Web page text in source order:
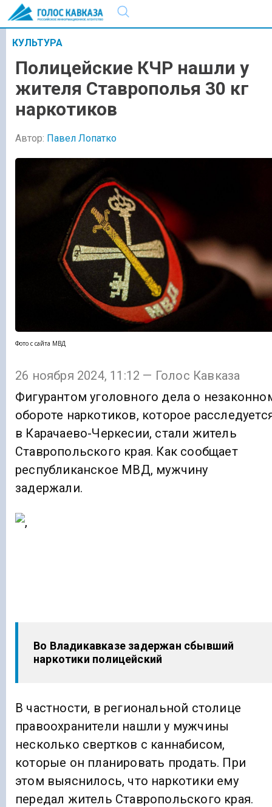
КУЛЬТУРА
Полицейские КЧР нашли у
жителя Ставрополья 30 кг
наркотиков
Автор: Павел Лопатко
Фото с сайта МВД
26 ноября 2024, 11:12 — Голос Кавказа
Фигурантом уголовного дела о
обороте наркотиков, которое
в Карачаево-Черкесии, стали житель
Ставропольского края. Как сообщает
республиканское МВД, мужчину
задержали.
Во Владикавказе задержан сбывший
наркотики полицейский
В частности, в региональной столице
правоохранители нашли у мужчины
несколько свертков с каннабисом,
которые он планировать продать. При
этом выяснилось, что наркотики ему
передал житель Ставропольского края.